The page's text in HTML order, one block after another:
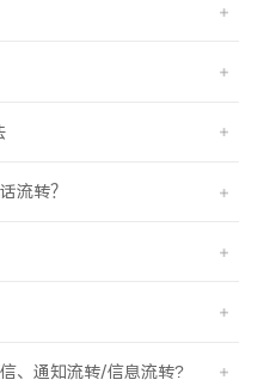
流转？
、通知流转/信息流转?